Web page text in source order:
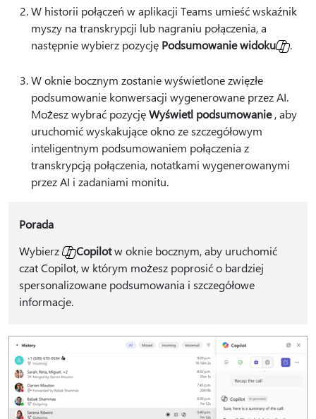
W historii połączeń w aplikacji Teams umieść wskaźnik
myszy na transkrypcji lub nagraniu połączenia, a
następnie wybierz pozycję Podsumowanie widoku .
W oknie bocznym zostanie wyświetlone zwięzłe
podsumowanie konwersacji wygenerowane przez AI.
Możesz wybrać pozycjęWyświetl podsumowanie, aby
uruchomić wyskakujące okno ze szczegółowym
inteligentnym podsumowaniem połączenia z
transkrypcją połączenia, notatkami wygenerowanymi
przez AI i zadaniami monitu.
Porada
Wybierz
Copilotw oknie bocznym, aby uruchomić
czat Copilot, w którym możesz poprosić o bardziej
spersonalizowane podsumowania i szczegółowe
informacje.